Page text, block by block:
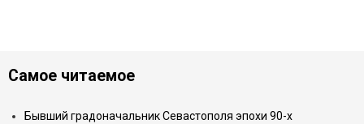
Самое читаемое
Бывший градоначальник Севастополя эпохи 90-х